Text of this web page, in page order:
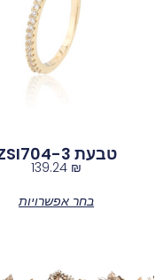
טבעת ZSI704-3
139.24 ₪
בחר אפשרויות